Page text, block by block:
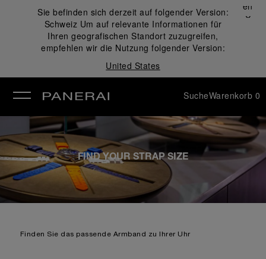
Sie befinden sich derzeit auf folgender Version:
Schweiz Um auf relevante Informationen für
Ihren geografischen Standort zuzugreifen,
empfehlen wir die Nutzung folgender Version:
United States
Schließen
✕
SucheWarenkorb 0
FIND YOUR STRAP SIZE
Finden Sie das passende Armband zu Ihrer Uhr